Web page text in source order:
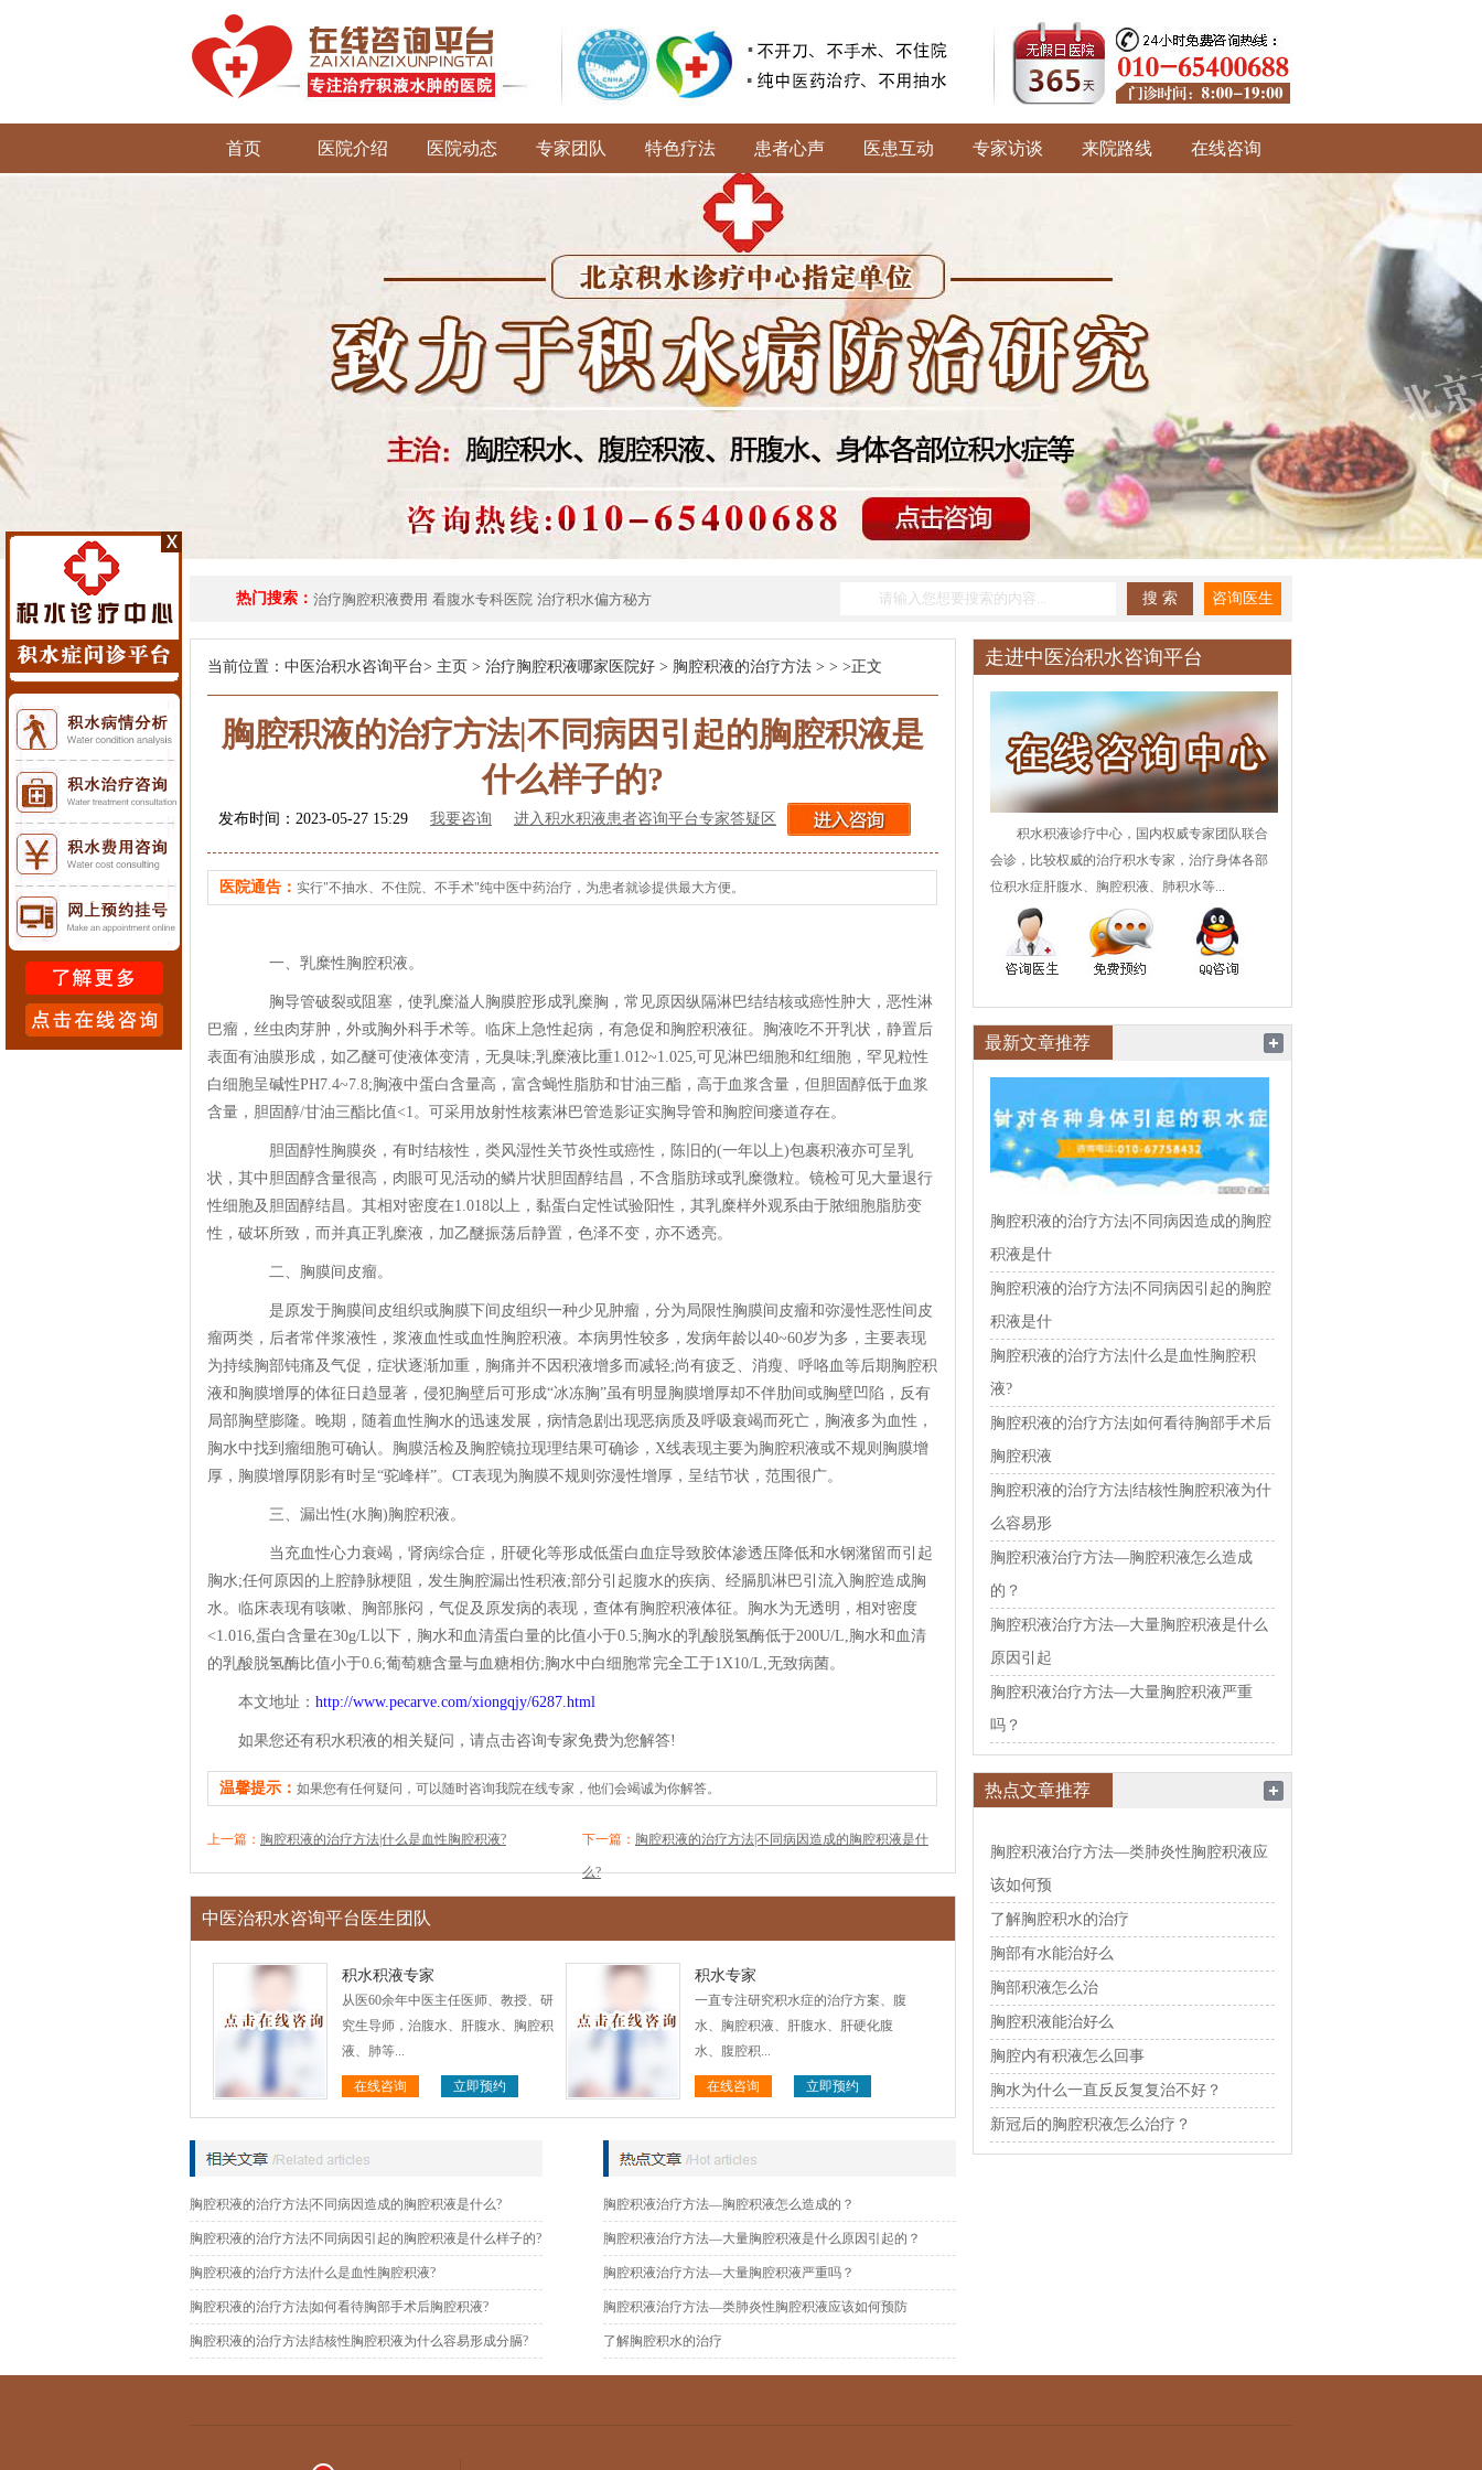
首页 医院介绍 医院动态 专家团队 特色疗法 患者心声 医患互动 专家访谈 来院路线 在线咨询
热门搜索： 治疗胸腔积液费用 看腹水专科医院 治疗积水偏方秘方
当前位置： 中医治积水咨询平台> 主页 > 治疗胸腔积液哪家医院好 > 胸腔积液的治疗方法 > > >正文
胸腔积液的治疗方法|不同病因引起的胸腔积液是
什么样子的?
发布时间：2023-05-27 15:29 我要咨询 进入积水积液患者咨询平台专家答疑区
医院通告： 实行"不抽水、不住院、不手术"纯中医中药治疗，为患者就诊提供最大方便。
一、乳糜性胸腔积液。
胸导管破裂或阻塞，使乳糜溢人胸膜腔形成乳糜胸，常见原因纵隔淋巴结结核或癌性肿大，恶性淋
巴瘤，丝虫肉芽肿，外或胸外科手术等。临床上急性起病，有急促和胸腔积液征。胸液吃不开乳状，静置后
表面有油膜形成，如乙醚可使液体变清，无臭味;乳糜液比重1.012~1.025,可见淋巴细胞和红细胞，罕见粒性
白细胞呈碱性PH7.4~7.8;胸液中蛋白含量高，富含蝇性脂肪和甘油三酯，高于血浆含量，但胆固醇低于血浆
含量，胆固醇/甘油三酯比值<1。可采用放射性核素淋巴管造影证实胸导管和胸腔间瘘道存在。
胆固醇性胸膜炎，有时结核性，类风湿性关节炎性或癌性，陈旧的(一年以上)包裹积液亦可呈乳
状，其中胆固醇含量很高，肉眼可见活动的鳞片状胆固醇结昌，不含脂肪球或乳糜微粒。镜检可见大量退行
性细胞及胆固醇结昌。其相对密度在1.018以上，黏蛋白定性试验阳性，其乳糜样外观系由于脓细胞脂肪变
性，破坏所致，而并真正乳糜液，加乙醚振荡后静置，色泽不变，亦不透亮。
二、胸膜间皮瘤。
是原发于胸膜间皮组织或胸膜下间皮组织一种少见肿瘤，分为局限性胸膜间皮瘤和弥漫性恶性间皮
瘤两类，后者常伴浆液性，浆液血性或血性胸腔积液。本病男性较多，发病年龄以40~60岁为多，主要表现
为持续胸部钝痛及气促，症状逐渐加重，胸痛并不因积液增多而减轻;尚有疲乏、消瘦、呼咯血等后期胸腔积
液和胸膜增厚的体征日趋显著，侵犯胸壁后可形成“冰冻胸”虽有明显胸膜增厚却不伴肋间或胸壁凹陷，反有
局部胸壁膨隆。晚期，随着血性胸水的迅速发展，病情急剧出现恶病质及呼吸衰竭而死亡，胸液多为血性，
胸水中找到瘤细胞可确认。胸膜活检及胸腔镜拉现理结果可确诊，X线表现主要为胸腔积液或不规则胸膜增
厚，胸膜增厚阴影有时呈“驼峰样”。CT表现为胸膜不规则弥漫性增厚，呈结节状，范围很广。
三、漏出性(水胸)胸腔积液。
当充血性心力衰竭，肾病综合症，肝硬化等形成低蛋白血症导致胶体渗透压降低和水钢潴留而引起
胸水;任何原因的上腔静脉梗阻，发生胸腔漏出性积液;部分引起腹水的疾病、经膈肌淋巴引流入胸腔造成胸
水。临床表现有咳嗽、胸部胀闷，气促及原发病的表现，查体有胸腔积液体征。胸水为无透明，相对密度
<1.016,蛋白含量在30g/L以下，胸水和血清蛋白量的比值小于0.5;胸水的乳酸脱氢酶低于200U/L,胸水和血清
的乳酸脱氢酶比值小于0.6;葡萄糖含量与血糖相仿;胸水中白细胞常完全工于1X10/L,无致病菌。
本文地址： http://www.pecarve.com/xiongqjy/6287.html
如果您还有积水积液的相关疑问，请点击咨询专家免费为您解答!
温馨提示： 如果您有任何疑问，可以随时咨询我院在线专家，他们会竭诚为你解答。
上一篇： 胸腔积液的治疗方法|什么是血性胸腔积液? 下一篇： 胸腔积液的治疗方法|不同病因造成的胸腔积液是什
么?
中医治积水咨询平台医生团队
积水积液专家
从医60余年中医主任医师、教授、研
究生导师，治腹水、肝腹水、胸腔积
液、肺等...
在线咨询 立即预约
积水专家
一直专注研究积水症的治疗方案、腹
水、胸腔积液、肝腹水、肝硬化腹
水、腹腔积...
在线咨询 立即预约
胸腔积液的治疗方法|不同病因造成的胸腔积液是什么?
胸腔积液的治疗方法|不同病因引起的胸腔积液是什么样子的?
胸腔积液的治疗方法|什么是血性胸腔积液?
胸腔积液的治疗方法|如何看待胸部手术后胸腔积液?
胸腔积液的治疗方法|结核性胸腔积液为什么容易形成分膈?
胸腔积液治疗方法—胸腔积液怎么造成的？
胸腔积液治疗方法—大量胸腔积液是什么原因引起的？
胸腔积液治疗方法—大量胸腔积液严重吗？
胸腔积液治疗方法—类肺炎性胸腔积液应该如何预防
了解胸腔积水的治疗
走进中医治积水咨询平台
积水积液诊疗中心，国内权威专家团队联合
会诊，比较权威的治疗积水专家，治疗身体各部
位积水症肝腹水、胸腔积液、肺积水等...
最新文章推荐
胸腔积液的治疗方法|不同病因造成的胸腔
积液是什
胸腔积液的治疗方法|不同病因引起的胸腔
积液是什
胸腔积液的治疗方法|什么是血性胸腔积
液?
胸腔积液的治疗方法|如何看待胸部手术后
胸腔积液
胸腔积液的治疗方法|结核性胸腔积液为什
么容易形
胸腔积液治疗方法—胸腔积液怎么造成
的？
胸腔积液治疗方法—大量胸腔积液是什么
原因引起
胸腔积液治疗方法—大量胸腔积液严重
吗？
热点文章推荐
胸腔积液治疗方法—类肺炎性胸腔积液应
该如何预
了解胸腔积水的治疗
胸部有水能治好么
胸部积液怎么治
胸腔积液能治好么
胸腔内有积液怎么回事
胸水为什么一直反反复复治不好？
新冠后的胸腔积液怎么治疗？